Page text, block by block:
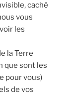
caché
vous
les
la Terre
que sont les
pour vous)
de vos